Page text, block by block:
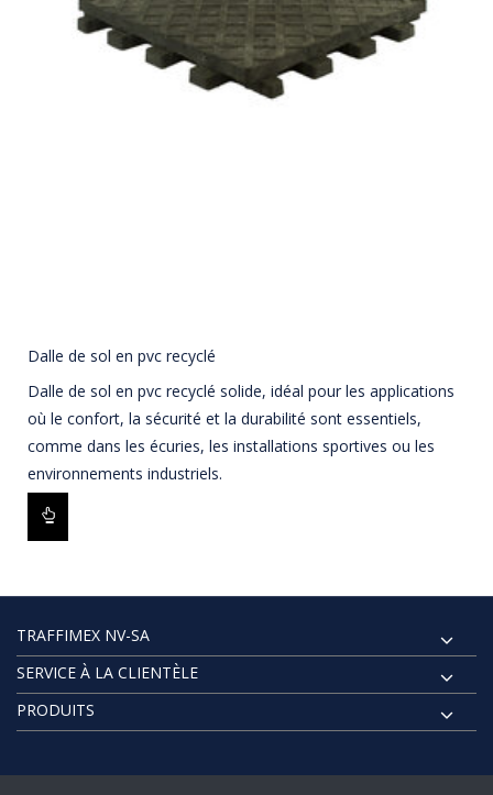
Dalle de sol en pvc recyclé
Dalle de sol en pvc recyclé solide, idéal pour les applications
où le confort, la sécurité et la durabilité sont essentiels,
comme dans les écuries, les installations sportives ou les
environnements industriels.
TRAFFIMEX NV-SA
SERVICE À LA CLIENTÈLE
PRODUITS